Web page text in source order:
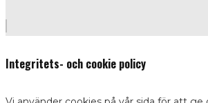
Integritets- och cookie policy